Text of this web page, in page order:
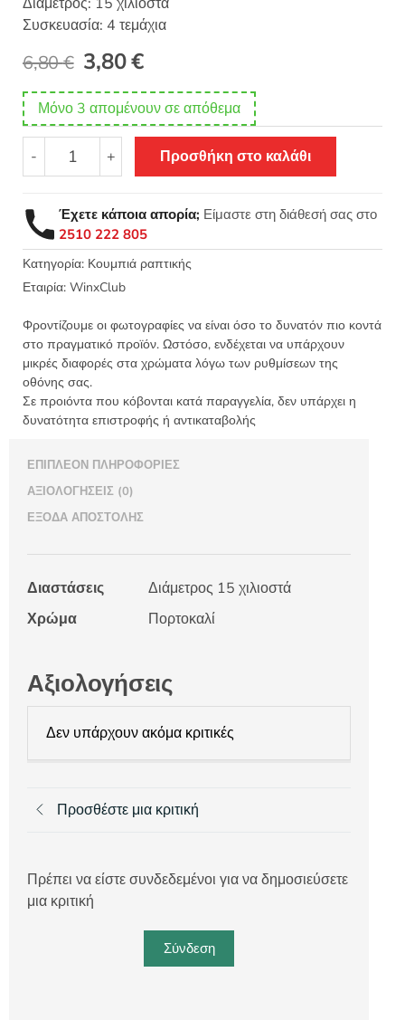
Συσκευασία: 4 τεμάχια
6,80€ Original
price
was:
6,80 €.
3,80€Η
τρέχουσα
τιμή
είναι:
Μόνο 3 απομένουν σε απόθεμα
-
Κουμπιά
παιδικά
Winx
πορτοκαλί
15mm
4τεμ
Α3
+ Προσθήκη στο καλάθι
Έχετε κάποια απορία; Είμαστε στη διάθεσή σας στο
2510 222 805
Κατηγορία: Κουμπιά ραπτικής
Εταιρία: WinxClub
Φροντίζουμε οι φωτογραφίες να είναι όσο το δυνατόν πιο κοντά
στο πραγματικό προϊόν. Ωστόσο, ενδέχεται να υπάρχουν
μικρές διαφορές στα χρώματα λόγω των ρυθμίσεων της
οθόνης σας.
Σε προιόντα που κόβονται κατά παραγγελία, δεν υπάρχει η
δυνατότητα επιστροφής ή αντικαταβολής
ΕΠΙΠΛΈΟΝ ΠΛΗΡΟΦΟΡΊΕΣ
ΑΞΙΟΛΟΓΉΣΕΙΣ (0)
ΈΞΟΔΑ ΑΠΟΣΤΟΛΉΣ
Διαστάσεις
Διάμετρος 15 χιλιοστά
Χρώμα
Πορτοκαλί
Αξιολογήσεις
Δεν υπάρχουν ακόμα κριτικές
Προσθέστε μια κριτική
Πρέπει να είστε συνδεδεμένοι για να δημοσιεύσετε
μια κριτική
Σύνδεση